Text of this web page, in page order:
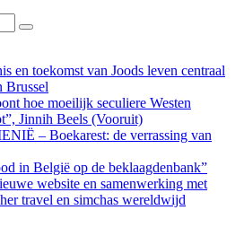
en toekomst van Joods leven centraal
Brussel
hoe moeilijk seculiere Westen
Jinnih Beels (Vooruit)
– Boekarest: de verrassing van
in België op de beklaagdenbank”
website en samenwerking met
travel en simchas wereldwijd